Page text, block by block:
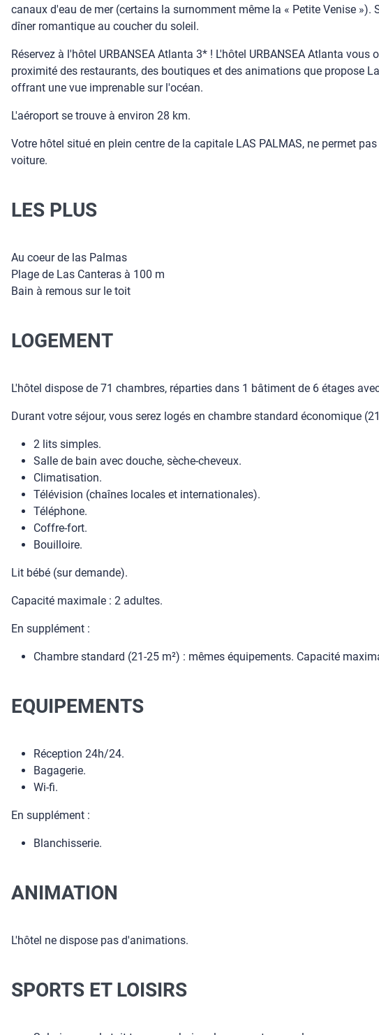
canaux d'eau de mer (certains la surnomment même la « Petite Venise
dîner romantique au coucher du soleil.
Réservez à l'hôtel URBANSEA Atlanta 3* ! L'hôtel URBANSEA Atlanta
proximité des restaurants, des boutiques et des animations que propose
offrant une vue imprenable sur l'océan.
L'aéroport se trouve à environ 28 km.
Votre hôtel situé en plein centre de la capitale LAS PALMAS, ne permet
voiture.
LES PLUS
Au coeur de las Palmas
Plage de Las Canteras à 100 m
Bain à remous sur le toit
LOGEMENT
L'hôtel dispose de 71 chambres, réparties dans 1 bâtiment de 6 étages
Durant votre séjour, vous serez logés en chambre standard économique
2 lits simples.
Salle de bain avec douche, sèche-cheveux.
Climatisation.
Télévision (chaînes locales et internationales).
Téléphone.
Coffre-fort.
Bouilloire.
Lit bébé (sur demande).
Capacité maximale : 2 adultes.
En supplément :
Chambre standard (21-25 m²) : mêmes équipements. Capacité
EQUIPEMENTS
Réception 24h/24.
Bagagerie.
Wi-fi.
En supplément :
Blanchisserie.
ANIMATION
L'hôtel ne dispose pas d'animations.
SPORTS ET LOISIRS